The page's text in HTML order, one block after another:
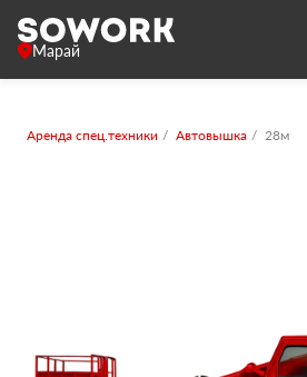
Марай
Аренда спец.техники Автовышка 28м